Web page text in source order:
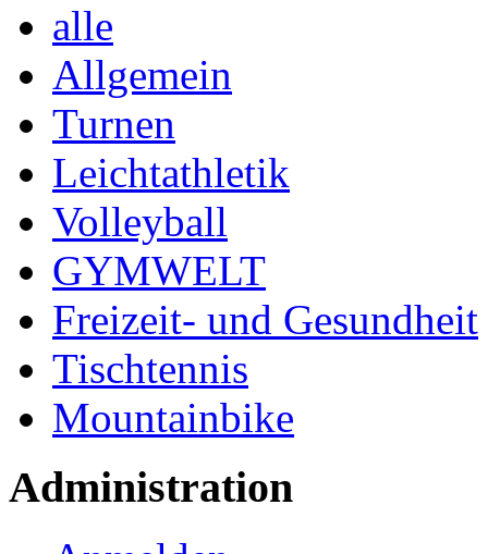
alle
Allgemein
Turnen
Leichtathletik
Volleyball
GYMWELT
Freizeit- und Gesundheit
Tischtennis
Mountainbike
Administration